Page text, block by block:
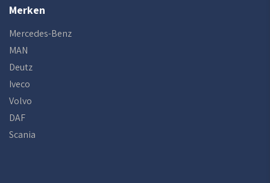
Merken
Mercedes-Benz
MAN
Deutz
Iveco
Volvo
DAF
Scania